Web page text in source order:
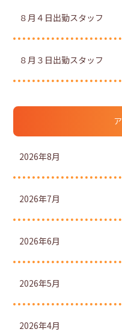
８月４日出勤スタッフ
８月３日出勤スタッフ
2026年8月
2026年7月
2026年6月
2026年5月
2026年4月